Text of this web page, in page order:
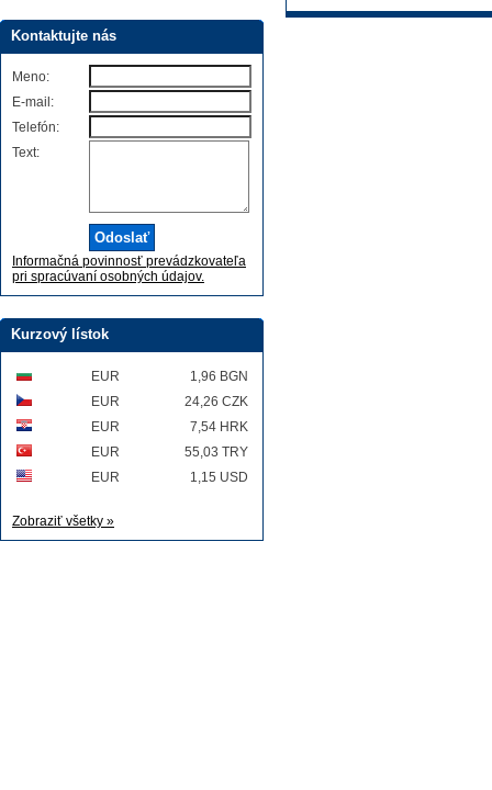
Kontaktujte nás
Meno:
E-mail:
Telefón:
Text:
Informačná povinnosť prevádzkovateľa
pri spracúvaní osobných údajov.
Kurzový lístok
EUR
1,96 BGN
EUR
24,26 CZK
EUR
7,54 HRK
EUR
55,03 TRY
EUR
1,15 USD
Zobraziť všetky »